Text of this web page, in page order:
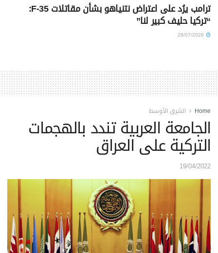
ترامب يرُد على اعتراض نتنياهو بشأن مقاتلات F-35:
“تركيا حليف كبير لنا”
Home الشرق الأوسط
الجامعة العربية تندد بالهجمات
التركية على العراق
19/04/2022